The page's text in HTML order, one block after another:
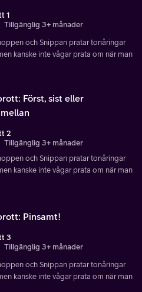
1
Tillgänglig 3+ månader
och Snippan pratar tonåringar
kanske inte vågar prata om när man
Först, sist eller
2
Tillgänglig 3+ månader
och Snippan pratar tonåringar
kanske inte vågar prata om när man
Pinsamt!
3
Tillgänglig 3+ månader
och Snippan pratar tonåringar
kanske inte vågar prata om när man